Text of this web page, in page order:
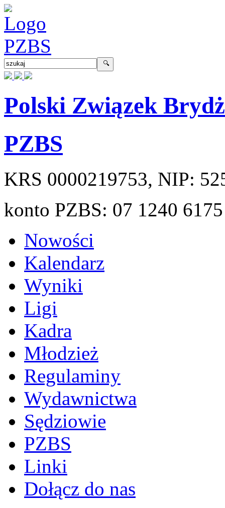
Polski Związek
PZBS
KRS 0000219753, NIP:
konto PZBS: 07 1240
Nowości
Kalendarz
Wyniki
Ligi
Kadra
Młodzież
Regulaminy
Wydawnictwa
Sędziowie
PZBS
Linki
Dołącz do nas